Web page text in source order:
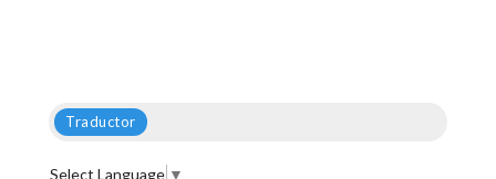
Traductor
Select Language ▼